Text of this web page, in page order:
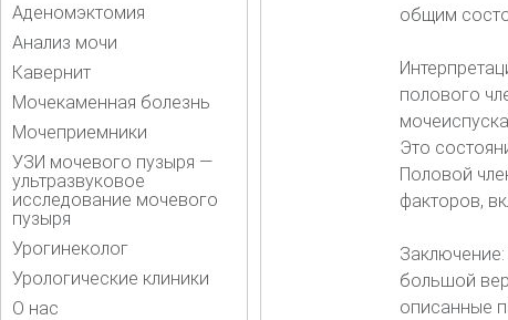
Аденомэктомия
Анализ мочи
Кавернит
Мочекаменная болезнь
Мочеприемники
УЗИ мочевого пузыря —
ультразвуковое
исследование мочевого
пузыря
Урогинеколог
Урологические клиники
О нас
общим
полового
Это
Половой
факторов,
большой
описанные